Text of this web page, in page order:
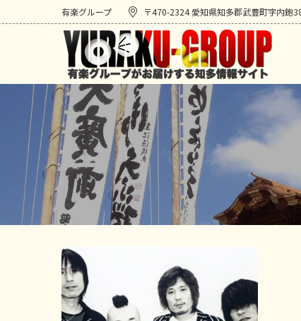
有楽グループ 〒470-2324 愛知県知多郡武豊町字内鉋